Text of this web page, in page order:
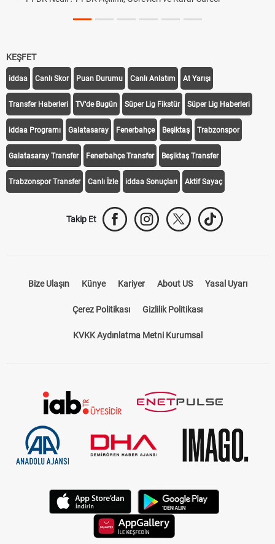
KEŞFET
iddaa Canlı Skor Puan Durumu Canlı Anlatım At Yarışı
Transfer Haberleri TV'de Bugün Süper Lig Fikstür Süper Lig Haberleri
iddaa Programı Galatasaray Fenerbahçe Beşiktaş Trabzonspor
Galatasaray Transfer Fenerbahçe Transfer Beşiktaş Transfer
Trabzonspor Transfer Canlı İzle iddaa Sonuçları Aktif Sayaç
Takip Et
Bize Ulaşın Künye Kariyer About US Yasal Uyarı
Çerez Politikası Gizlilik Politikası
KVKK Aydınlatma Metni Kurumsal